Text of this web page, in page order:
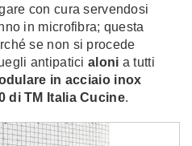
con cura servendosi
in microfibra; questa
se non si procede
antipatici aloni a tutti
in acciaio inox
di TM Italia Cucine.